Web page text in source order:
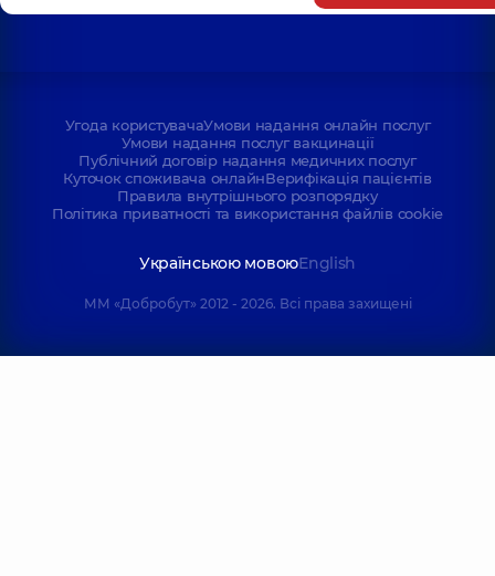
Угода користувачаУмови надання онлайн послуг
Умови надання послуг вакцинації
Публічний договір надання медичних послуг
Куточок споживача онлайнВерифікація пацієнтів
Правила внутрішнього розпорядку
Політика приватності та використання файлів cookie
Українською мовоюEnglish
ММ «Добробут» 2012 - 2026. Всі права захищені